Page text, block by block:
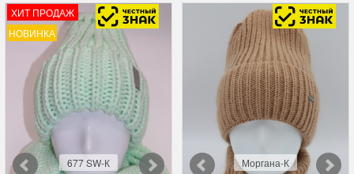
ХИТ ПРОДАЖ
НОВИНКА
677 SW-К Моргана-К